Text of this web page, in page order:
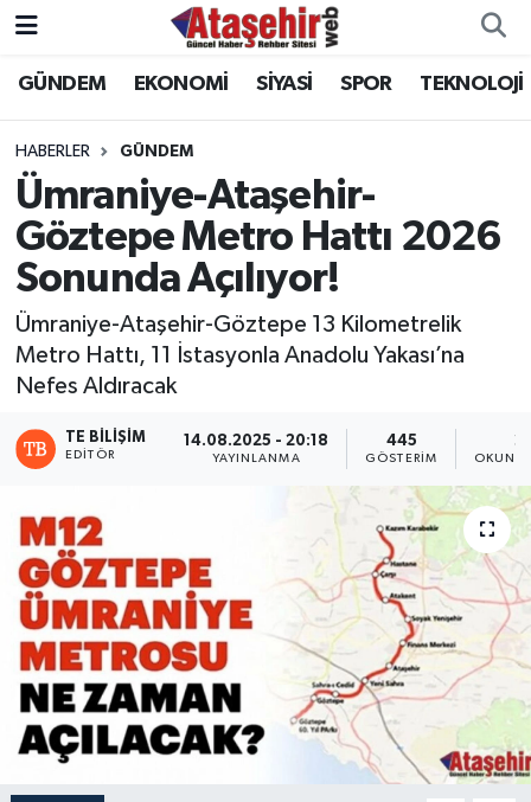
GÜNDEM EKONOMİ SİYASİ SPOR TEKNOLOJİ
HABERLER GÜNDEM
Ümraniye-Ataşehir-
Göztepe Metro Hattı 2026
Sonunda Açılıyor!
Ümraniye-Ataşehir-Göztepe 13 Kilometrelik
Metro Hattı, 11 İstasyonla Anadolu Yakası’na
Nefes Aldıracak
TE BILIŞIM
EDITÖR
14.08.2025 - 20:18
YAYINLANMA
445
GÖSTERIM
2
Hava Durumu
Trafik Durumu
Süper Lig Puan Durumu ve Fikstür
Tüm Manşetler
Son Dakika Haberleri
Haber Arşivi